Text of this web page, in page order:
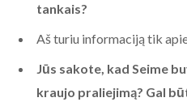
tankais?
Aš turiu informaciją tik
Jūs sakote, kad Seime
kraujo praliejimą? Gal